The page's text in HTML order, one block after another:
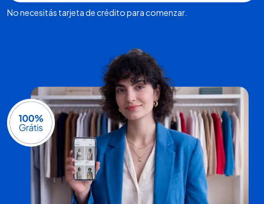
No necesitás tarjeta de crédito para comenzar.